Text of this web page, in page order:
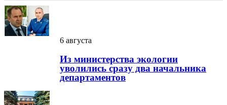
6 августа
Из министерства экологии
уволились сразу два начальника
департаментов